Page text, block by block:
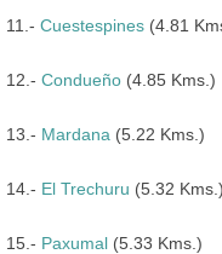
11.- Cuestespines (4.81
12.- Condueño (4.85 Kms.)
13.- Mardana (5.22 Kms.)
14.- El Trechuru (5.32 Kms.)
15.- Paxumal (5.33 Kms.)